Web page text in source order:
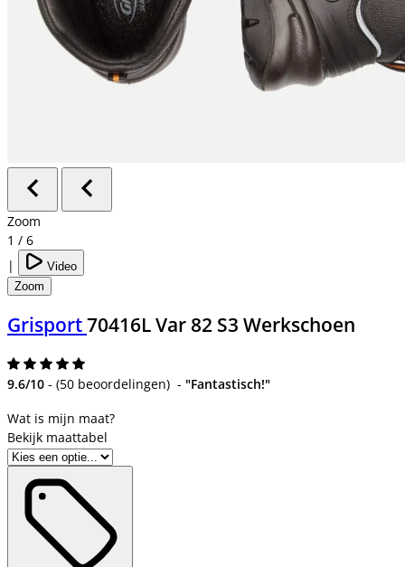
Zoom
1 / 6
|
Video
Zoom
Grisport70416L Var 82 S3 Werkschoen
9.6/10 - (50 beoordelingen) - "Fantastisch!"
Bekijk maattabel